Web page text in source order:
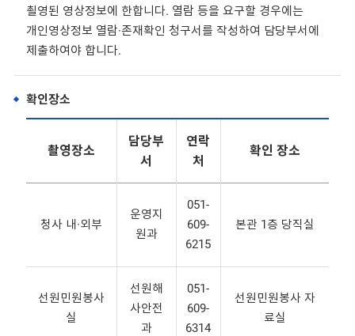
쵤영된 영상정보에 한합니다. 열람 등을 요구할 경우에는
개인영상정보 열람·존재확인 청구서를 작성하여 담당부서에
제출하여야 합니다.
확인장소
촬영장소
담당부
서
연락
처
확인 장소
청사 내·외부
운영지
원과
051-
609-
6215
본관 1층 당직실
선원민원봉사
실
선원해
사안전
과
051-
609-
6314
선원민원봉사 자
료실